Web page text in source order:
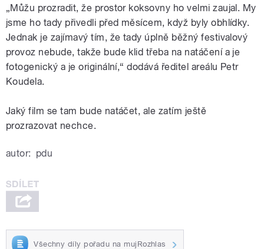
„Můžu prozradit, že prostor koksovny ho velmi zaujal. My
jsme ho tady přivedli před měsícem, když byly obhlídky.
Jednak je zajímavý tím, že tady úplně běžný festivalový
provoz nebude, takže bude klid třeba na natáčení a je
fotogenický a je originální,“ dodává ředitel areálu Petr
Koudela.
Jaký film se tam bude natáčet, ale zatím ještě
prozrazovat nechce.
autor: pdu
Všechny díly pořadu na mujRozhlas